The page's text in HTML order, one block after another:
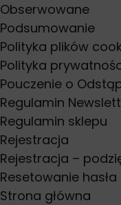
Obserwowane
Podsumowanie
Polityka plików
Polityka
Pouczenie o
Regulamin
Regulamin sklepu
Rejestracja
Rejestracja –
Resetowanie hasła
Strona główna